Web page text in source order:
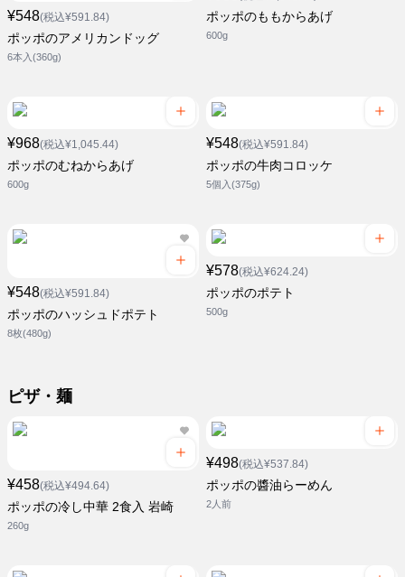
¥548(税込¥591.84)
ポッポのアメリカンドッグ
6本入(360g)
ポッポのももからあげ
600g
¥968(税込¥1,045.44)
ポッポのむねからあげ
600g
¥548(税込¥591.84)
ポッポの牛肉コロッケ
5個入(375g)
¥548(税込¥591.84)
ポッポのハッシュドポテト
8枚(480g)
¥578(税込¥624.24)
ポッポのポテト
500g
ピザ・麺
¥458(税込¥494.64)
ポッポの冷し中華 2食入 岩崎
260g
¥498(税込¥537.84)
ポッポの醬油らーめん
2人前